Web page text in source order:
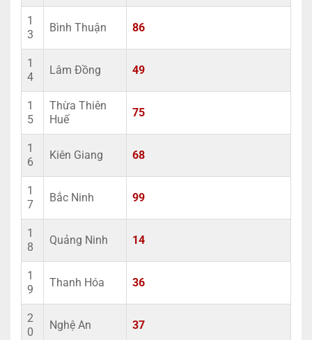
1
3
Bình Thuận 86
1
4
Lâm Đồng 49
1
5
Thừa Thiên
Huế
75
1
6
Kiên Giang 68
1
7
Bắc Ninh 99
1
8
Quảng Ninh 14
1
9
Thanh Hóa 36
2
0
Nghệ An 37